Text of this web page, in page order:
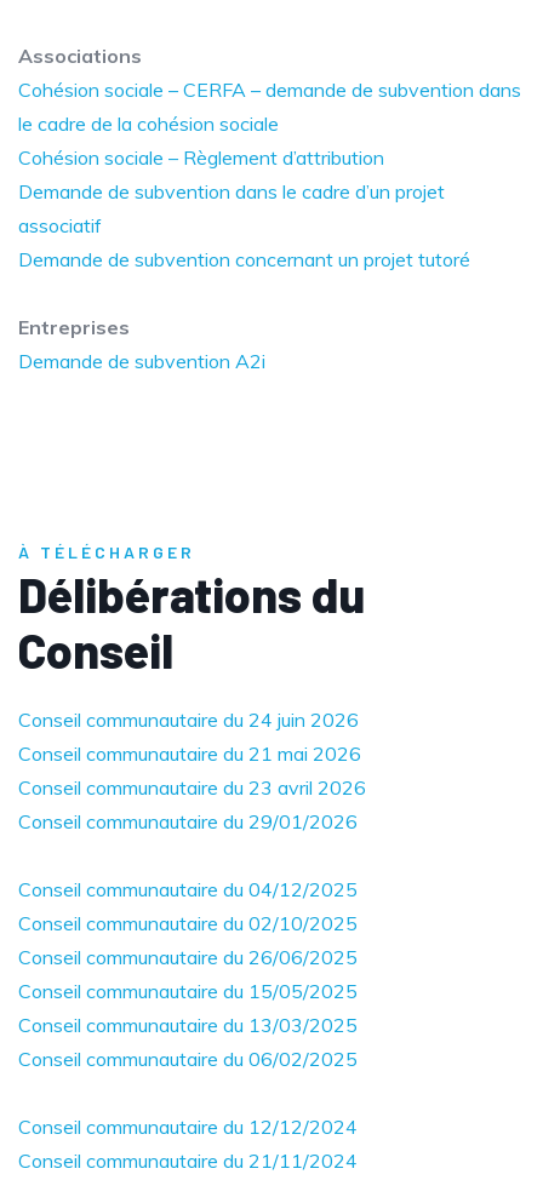
Associations
Cohésion sociale – CERFA – demande de subvention dans
le cadre de la cohésion sociale
Cohésion sociale – Règlement d’attribution
Demande de subvention dans le cadre d’un projet
associatif
Demande de subvention concernant un projet tutoré
Entreprises
Demande de subvention A2i
À TÉLÉCHARGER
Délibérations du
Conseil
Conseil communautaire du 24 juin 2026
Conseil communautaire du 21 mai 2026
Conseil communautaire du 23 avril 2026
Conseil communautaire du 29/01/2026
Conseil communautaire du 04/12/2025
Conseil communautaire du 02/10/2025
Conseil communautaire du 26/06/2025
Conseil communautaire du 15/05/2025
Conseil communautaire du 13/03/2025
Conseil communautaire du 06/02/2025
Conseil communautaire du 12/12/2024
Conseil communautaire du 21/11/2024